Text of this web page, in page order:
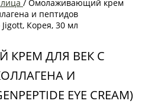
/ Омолаживающий крем
и пептидов
Корея, 30 мл
ДЛЯ ВЕК С
И
EYE CREAM)